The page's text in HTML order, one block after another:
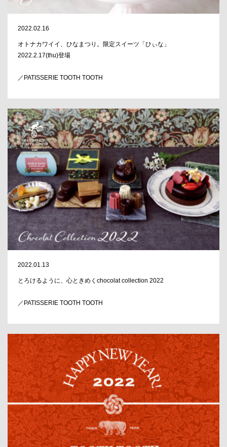
2022.02.16
オトナカワイイ、ひなまつり。限定スイーツ「ひぃな」
2022.2.17(thu)登場
／PATISSERIE TOOTH TOOTH
2022.01.13
とろけるように、心ときめくchocolat collection 2022
／PATISSERIE TOOTH TOOTH